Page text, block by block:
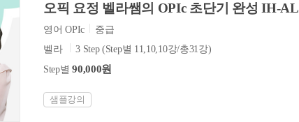
오픽 요정 벨라쌤의 OPIc 초단기 완성 IH-AL
영어 OPIc
중급
벨라
3 Step (Step별 11,10,10강/총31강)
Step별90,000원
샘플강의